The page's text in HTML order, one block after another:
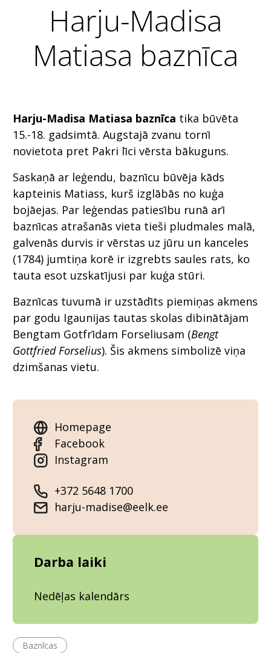
Harju-Madisa
Matiasa baznīca
Harju-Madisa Matiasa baznīca tika būvēta
15.-18. gadsimtā. Augstajā zvanu tornī
novietota pret Pakri līci vērsta bākuguns.
Saskaņā ar leģendu, baznīcu būvēja kāds
kapteinis Matiass, kurš izglābās no kuģa
bojāejas. Par leģendas patiesību runā arī
baznīcas atrašanās vieta tieši pludmales malā,
galvenās durvis ir vērstas uz jūru un kanceles
(1784) jumtiņa korē ir izgrebts saules rats, ko
tauta esot uzskatījusi par kuģa stūri.
Baznīcas tuvumā ir uzstādīts piemiņas akmens
par godu Igaunijas tautas skolas dibinātājam
Bengtam Gotfrīdam Forseliusam (Bengt
Gottfried Forselius). Šis akmens simbolizē viņa
dzimšanas vietu.
Homepage
Facebook
Instagram
+372 5648 1700
harju-madise@eelk.ee
Darba laiki
Nedēļas kalendārs
Baznīcas